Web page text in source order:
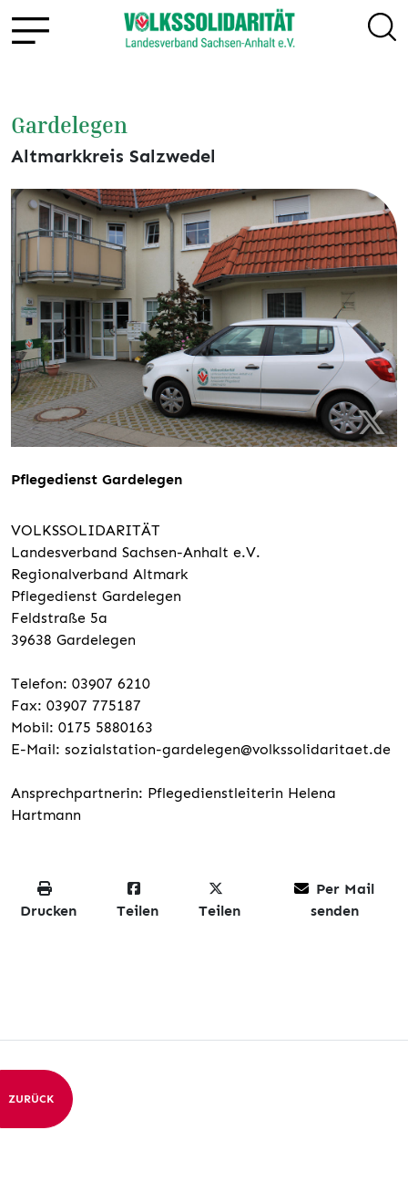
Gardelegen
Altmarkkreis Salzwedel
Pflegedienst Gardelegen
VOLKSSOLIDARITÄT
Landesverband Sachsen-Anhalt e.V.
Regionalverband Altmark
Pflegedienst Gardelegen
Feldstraße 5a
39638 Gardelegen
Telefon: 03907 6210
Fax: 03907 775187
Mobil: 0175 5880163
E-Mail: sozialstation-gardelegen@volkssolidaritaet.de
Ansprechpartnerin: Pflegedienstleiterin Helena
Hartmann
Drucken Teilen Teilen
Per Mail
senden
ZURÜCK